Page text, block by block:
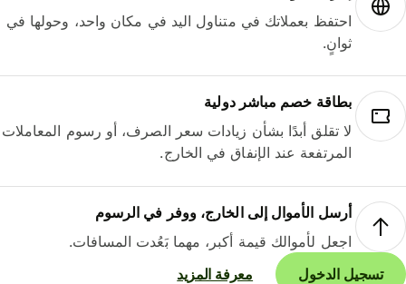
احتفظ بعملاتك في متناول اليد في مكان واحد، وحولها في
ثوانٍ.
بطاقة خصم مباشر دولية
لا تقلق أبدًا بشأن زيادات سعر الصرف، أو رسوم المعاملات
المرتفعة عند الإنفاق في الخارج.
أرسل الأموال إلى الخارج، ووفر في الرسوم
اجعل لأموالك قيمة أكبر، مهما بَعُدت المسافات.
تسجيل الدخول
معرفة المزيد